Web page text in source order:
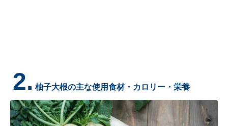
2. 柚子大根の主な使用食材・カロリー・栄養